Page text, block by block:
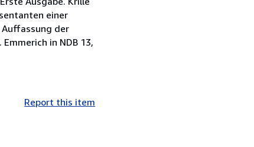
einer
der
in NDB 13,
Report this item